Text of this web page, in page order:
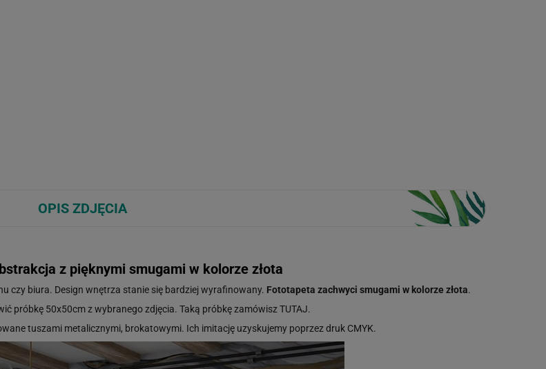
OPIS ZDJĘCIA
z pięknymi smugami w kolorze złota
czy biura. Design wnętrza stanie się bardziej wyrafinowany. Fototapeta zachwyci smugami w kolorze złota.
próbkę 50x50cm z wybranego zdjęcia. Taką próbkę zamówiszTUTAJ.
tuszami metalicznymi, brokatowymi. Ich imitację uzyskujemy poprzez druk CMYK.